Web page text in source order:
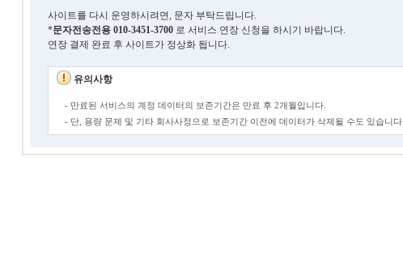
사이트를 다시 운영하시려면, 문자 부탁드립니다.
*문자전송전용 010-3451-3700 로 서비스 연장 신청을 하시기 바랍니다.
연장 결제 완료 후 사이트가 정상화 됩니다.
유의사항
- 만료된 서비스의 계정 데이터의 보존기간은 만료 후 2개월입니다.
- 단, 용량 문제 및 기타 회사사정으로 보존기간 이전에 데이터가 삭제될 수도 있습니다.